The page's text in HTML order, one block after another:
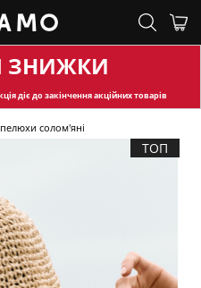
ЗНИЖКИ
діє до закінчення акційних товарів
солом'яні
ТОП